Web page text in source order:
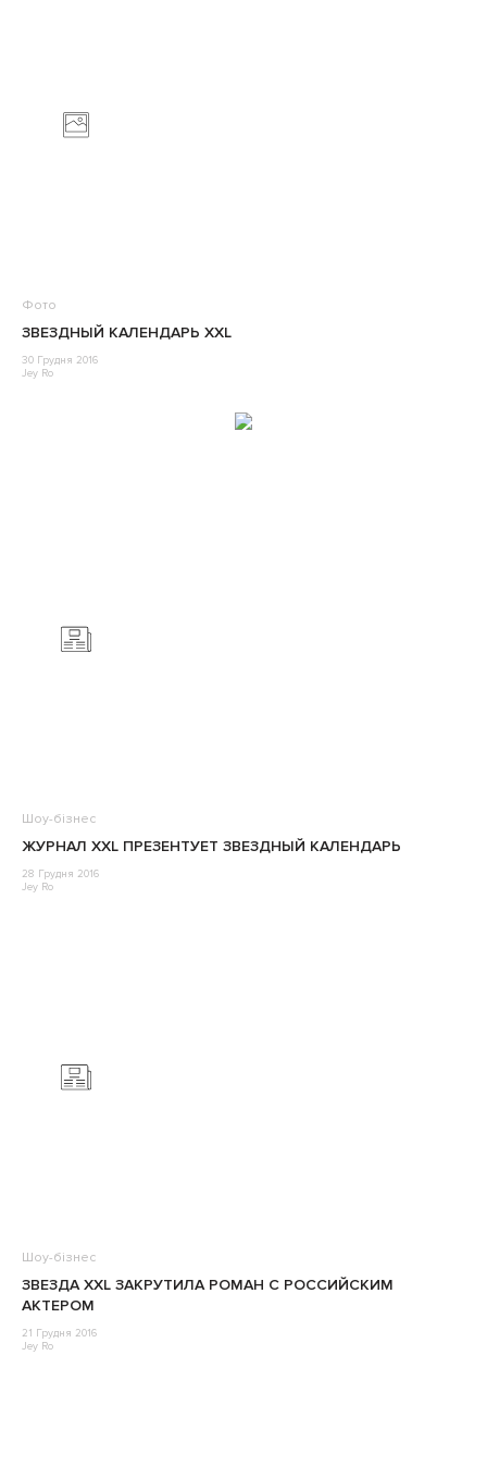
Фото
ЗВЕЗДНЫЙ КАЛЕНДАРЬ XXL
30 Грудня 2016
Jey Ro
Шоу-бізнес
ЖУРНАЛ XXL ПРЕЗЕНТУЕТ ЗВЕЗДНЫЙ КАЛЕНДАРЬ
28 Грудня 2016
Jey Ro
Шоу-бізнес
ЗВЕЗДА XXL ЗАКРУТИЛА РОМАН С РОССИЙСКИМ
АКТЕРОМ
21 Грудня 2016
Jey Ro